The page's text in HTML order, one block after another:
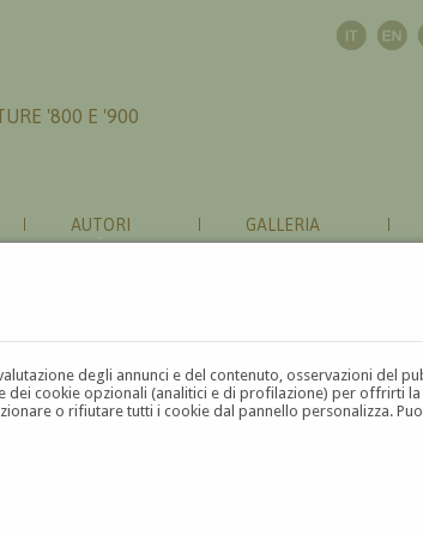
degli annunci e del contenuto, osservazioni del
cookie opzionali (analitici e di profilazione) per offrirti
o rifiutare tutti i cookie dal pannello personalizza.
'800 E '900
AUTORI GALLERIA
K L M N O P Q R S T U V